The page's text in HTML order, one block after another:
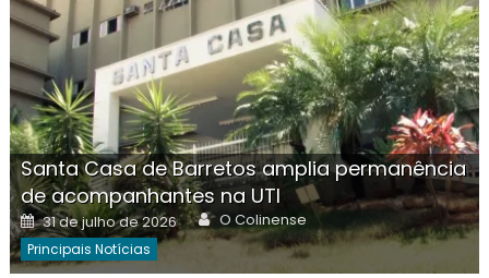
Santa Casa de Barretos amplia permanência
de acompanhantes na UTI
Posted
on
31 de julho de 2026 Author
O Colinense
Principais Notícias